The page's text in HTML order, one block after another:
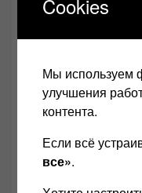
usb-type-c
Cookies
Мы используем
улучшения
контента.
Если всё
все».